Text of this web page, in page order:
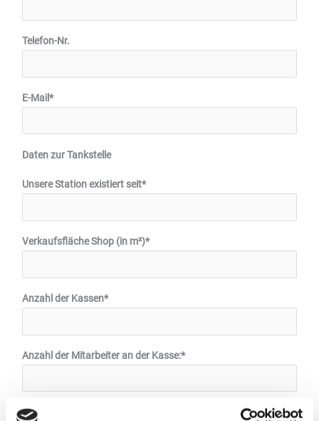
Telefon-Nr.
E-Mail*
Daten zur Tankstelle
Unsere Station existiert seit*
Verkaufsfläche Shop (in m²)*
Anzahl der Kassen*
Anzahl der Mitarbeiter an der Kasse:*
Durchschnittliche tägliche Kundenfrequenz:*